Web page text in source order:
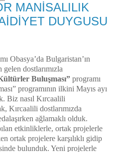
MANİSALILIK
DUYGUSU
Obasya’da Bulgaristan’ın
dostlarımızla
Buluşması” programı
programının ilkini Mayıs ayı
Biz nasıl Kırcaalili
Kırcaalili dostlarımızda
ağlamaklı olduk.
etkinliklerle, ortak projelerle
ortak projelere karşılıklı gidip
bulunduk. Yeni projelerle